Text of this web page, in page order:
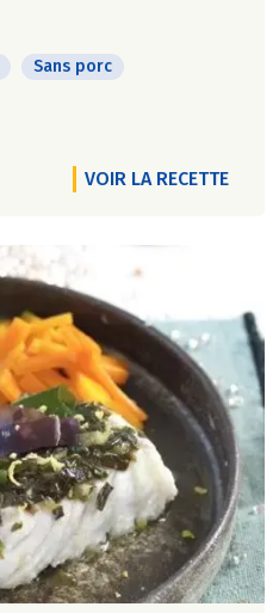
Sans porc
VOIR LA RECETTE